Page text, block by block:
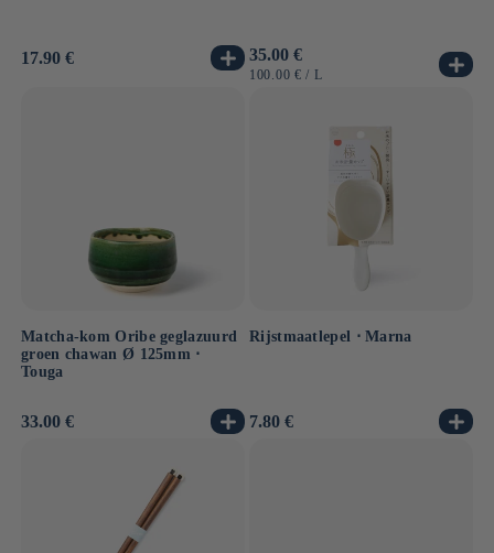
Normale
17.90 €
Normale
prijs
35.00 €
EENHEIDSPRIJS
100.00 € / PER
L
Matcha-kom Oribe geglazuurd
groen chawan Ø 125mm ⋅
Touga
Normale
33.00 €
Rijstmaatlepel ⋅ Marna
Normale
7.80 €